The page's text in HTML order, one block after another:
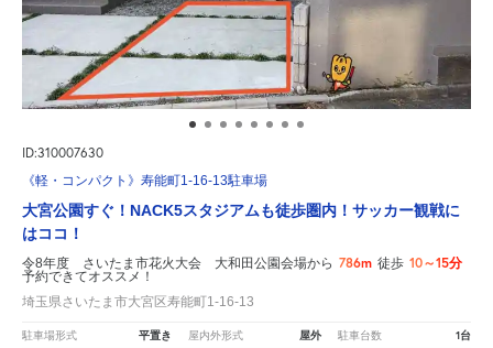
ID:310007630
《軽・コンパクト》寿能町1-16-13駐車場
大宮公園すぐ！NACK5スタジアムも徒歩圏内！サッカー観戦に
はココ！
令8年度 さいたま市花火大会 大和田公園会場から 786m 徒歩 10～15分
予約できてオススメ！
埼玉県さいたま市大宮区寿能町1-16-13
駐車場形式 平置き 屋内外形式 屋外 駐車台数 1台